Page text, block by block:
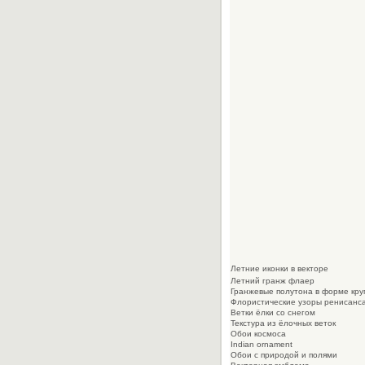
Летние иконки в векторе
Летний гранж флаер
Гранжевые полутона в форме
Флористические узоры
Ветки ёлки со снегом
Текстура из ёлочных веток
Обои космоса
Indian ornament
Обои с природой и полями